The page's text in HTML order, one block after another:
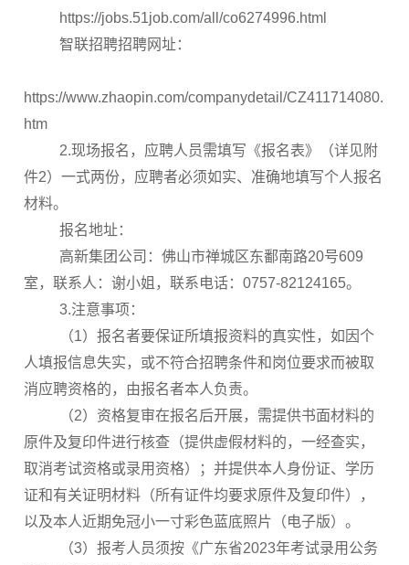
https://jobs.51job.com/all/co6274996.html
智联招聘招聘网址：
https://www.zhaopin.com/companydetail/CZ411714080.
htm
2.现场报名，应聘人员需填写《报名表》（详见附
件2）一式两份，应聘者必须如实、准确地填写个人报名
材料。
报名地址：
高新集团公司：佛山市禅城区东鄱南路20号609
室，联系人：谢小姐，联系电话：0757-82124165。
3.注意事项：
（1）报名者要保证所填报资料的真实性，如因个
人填报信息失实，或不符合招聘条件和岗位要求而被取
消应聘资格的，由报名者本人负责。
（2）资格复审在报名后开展，需提供书面材料的
原件及复印件进行核查（提供虚假材料的，一经查实，
取消考试资格或录用资格）；并提供本人身份证、学历
证和有关证明材料（所有证件均要求原件及复印件），
以及本人近期免冠小一寸彩色蓝底照片（电子版）。
（3）报考人员须按《广东省2023年考试录用公务